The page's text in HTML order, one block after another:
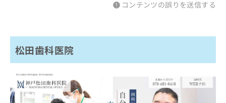
コンテンツの誤りを送信する
松田歯科医院